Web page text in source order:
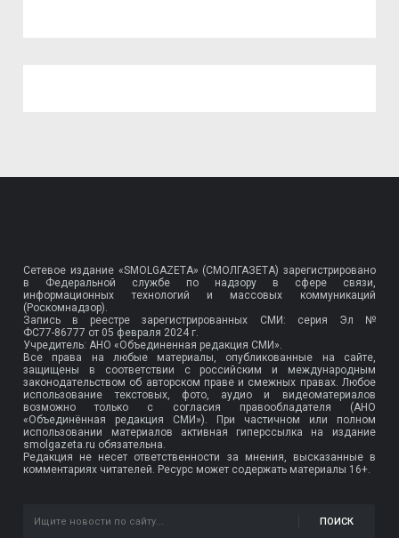
Сетевое издание «SMOLGAZETA» (СМОЛГАЗЕТА) зарегистрировано
в Федеральной службе по надзору в сфере связи,
информационных технологий и массовых коммуникаций
(Роскомнадзор).
Запись в реестре зарегистрированных СМИ: серия Эл №
ФС77-86777 от 05 февраля 2024 г.
Учредитель: АНО «Объединенная редакция СМИ».
Все права на любые материалы, опубликованные на сайте,
защищены в соответствии с российским и международным
законодательством об авторском праве и смежных правах. Любое
использование текстовых, фото, аудио и видеоматериалов
возможно только с согласия правообладателя (АНО
«Объединённая редакция СМИ»). При частичном или полном
использовании материалов активная гиперссылка на издание
smolgazeta.ru обязательна.
Редакция не несет ответственности за мнения, высказанные в
комментариях читателей. Ресурс может содержать материалы 16+.
ПОИСК